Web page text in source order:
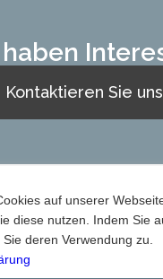
auf unserer
diese nutzen. Indem Sie
deren Verwendung zu.
Kontaktieren Sie uns
About